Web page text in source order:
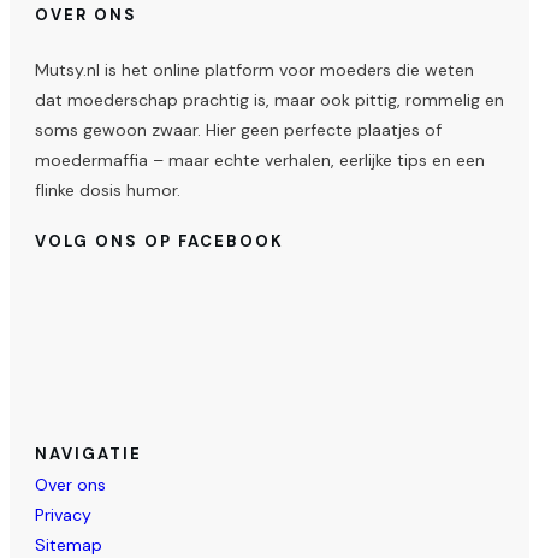
OVER ONS
Mutsy.nl is het online platform voor moeders die weten
dat moederschap prachtig is, maar ook pittig, rommelig en
soms gewoon zwaar. Hier geen perfecte plaatjes of
moedermaffia – maar echte verhalen, eerlijke tips en een
flinke dosis humor.
VOLG ONS OP FACEBOOK
NAVIGATIE
Over ons
Privacy
Sitemap